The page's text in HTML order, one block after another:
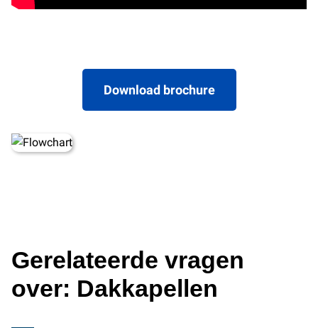
Download brochure
Gerelateerde vragen
over: Dakkapellen